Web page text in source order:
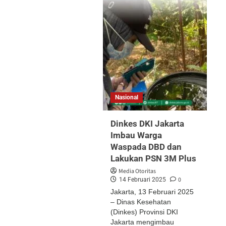
Nasional
Dinkes DKI Jakarta
Imbau Warga
Waspada DBD dan
Lakukan PSN 3M Plus
Media Otoritas
14 Februari 2025 0
Jakarta, 13 Februari 2025
– Dinas Kesehatan
(Dinkes) Provinsi DKI
Jakarta mengimbau